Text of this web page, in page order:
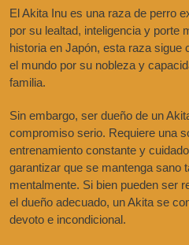
El Akita Inu es una raza de perro
por su lealtad, inteligencia y porte
historia en Japón, esta raza sigue
el mundo por su nobleza y
familia.
Sin embargo, ser dueño de un
compromiso serio. Requiere una
entrenamiento constante y
garantizar que se mantenga sano
mentalmente. Si bien pueden ser
el dueño adecuado, un Akita se
devoto e incondicional.